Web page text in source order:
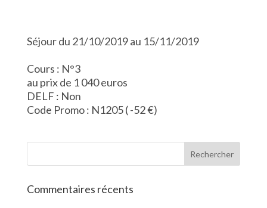
Séjour du 21/10/2019 au 15/11/2019
Cours : N°3
au prix de 1 040 euros
DELF : Non
Code Promo : N1205 ( -52 €)
Commentaires récents